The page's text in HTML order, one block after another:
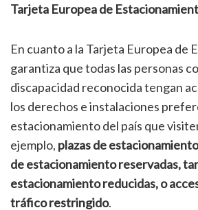
Tarjeta Europea de
En cuanto a la Tarjeta Europea de
garantiza que todas las personas
discapacidad reconocida tengan
los derechos e instalaciones
estacionamiento del país que
ejemplo, plazas de
de estacionamiento reservadas,
estacionamiento reducidas, o
tráfico restringido.